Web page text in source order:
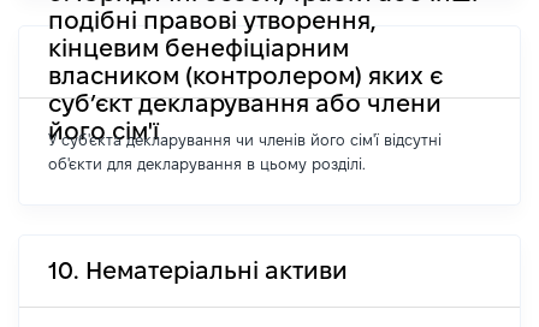
подібні правові утворення,
кінцевим бенефіціарним
власником (контролером) яких є
суб’єкт декларування або члени
його сім'ї
У суб'єкта декларування чи членів його сім'ї відсутні
об'єкти для декларування в цьому розділі.
10. Нематеріальні активи